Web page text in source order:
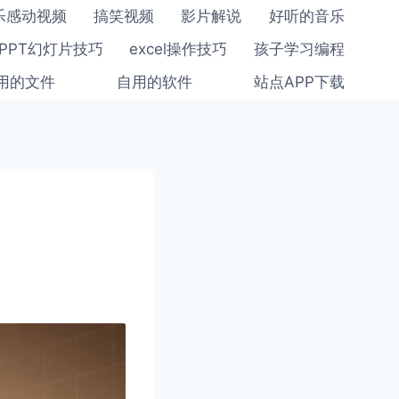
感动视频 搞笑视频 影片解说
好听的音乐
幻灯片技巧
excel操作技巧
孩子学习编程
的文件
自用的软件 站点APP下载